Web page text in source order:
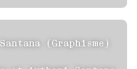
(Graphisme)